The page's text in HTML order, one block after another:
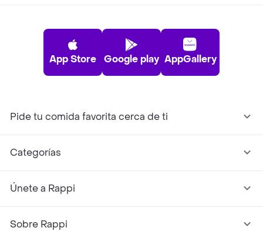
App Store Google play AppGallery
Pide tu comida favorita cerca de ti
Categorías
Únete a Rappi
Sobre Rappi